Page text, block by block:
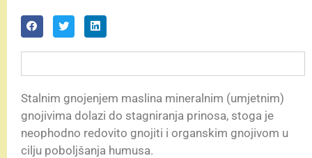
Stalnim gnojenjem maslina mineralnim (umjetnim)
gnojivima dolazi do stagniranja prinosa, stoga je
neophodno redovito gnojiti i organskim gnojivom u
cilju poboljšanja humusa.